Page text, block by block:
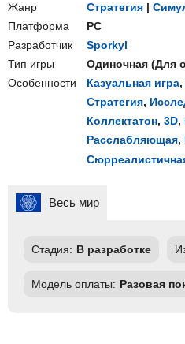
Жанр Стратегия |
Платформа
PC
Разработчик
Sporkyl
Тип игры
Одиночная (Для
Особенности
Казуальная игра,
Стратегия,
Коллектатон, 3D,
Расслабляющая,
Весь мир
Стадия: В разработке
Модель оплаты: Разовая